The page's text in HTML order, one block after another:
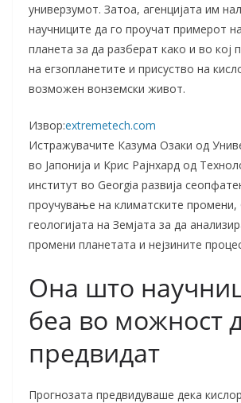
универзумот. Затоа, агенцијата им
научниците да го проучат примерот
планета за да разберат како и во кој
на егзопланетите и присуство на
возможен вонземски живот.
Извор:extremetech.com
Истражувачите Казума Озаки од
во Јапонија и Крис Рајнхард од
институт во Georgia развија
проучување на климатските промени,
геологијата на Земјата за да
промени планетата и нејзините
Она што
беа во можност
предвидат
Прогнозата предвидуваше дека